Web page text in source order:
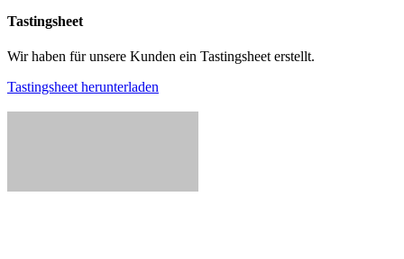
Tastingsheet
Wir haben für unsere Kunden ein Tastingsheet erstellt.
Tastingsheet herunterladen